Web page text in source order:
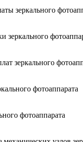
зеркального
зеркального
зеркального
фотоаппарата
фотоаппарата